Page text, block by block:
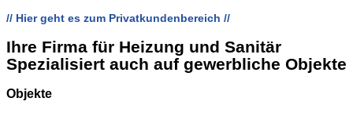
// Hier geht es zum Privatkundenbereich //
Ihre Firma für Heizung und Sanitär
Spezialisiert auch auf gewerbliche Objekte
Objekte